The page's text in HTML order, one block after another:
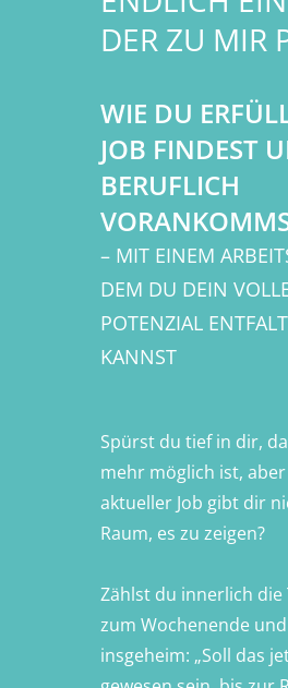
DER ZU MIR
WIE DU
JOB FINDEST
BERUFLICH
– MIT EINEM
DEM DU DEIN
POTENZIAL
KANNST
Spürst du tief in dir,
mehr möglich ist,
aktueller Job gibt dir
Raum, es zu zeigen?
Zählst du innerlich die
zum Wochenende
insgeheim: „Soll das